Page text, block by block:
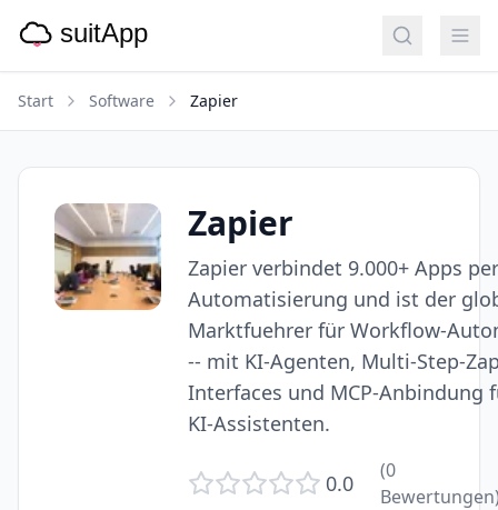
Start Software Zapier
Zapier
Zapier verbindet 9.000+ Apps
Automatisierung und ist der
Marktfuehrer für Workflow-
-- mit KI-Agenten, Multi-Step-
Interfaces und MCP-Anbindung
KI-Assistenten.
0.0 (0